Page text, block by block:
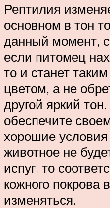
Рептилия
основном в тон
данный момент,
если питомец
то и станет
цветом, а не
другой яркий
обеспечите
хорошие
животное не
испуг, то
кожного покрова
изменяться.